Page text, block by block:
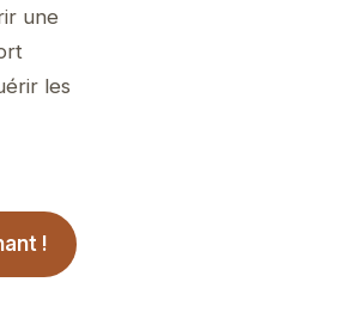
une
les
!